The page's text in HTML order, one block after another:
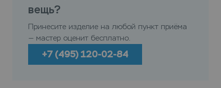
вещь?
Принесите изделие на любой пункт приёма
— мастер оценит бесплатно.
+7 (495) 120-02-84